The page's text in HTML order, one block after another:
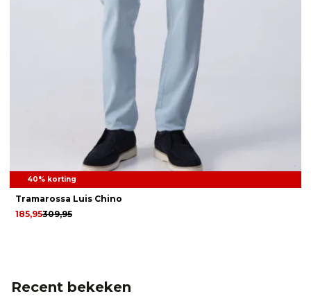
40% korting
Tramarossa Luis Chino
309,95
185,95
Recent bekeken